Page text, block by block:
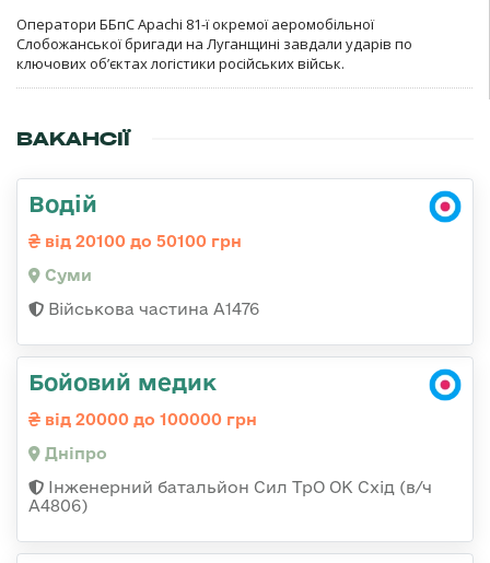
Оператори ББпС Apachi 81-ї окремої аеромобільної
Слобожанської бригади на Луганщині завдали ударів по
ключових об’єктах логістики російських військ.
ВАКАНСІЇ
Водій
від 20100 до 50100 грн
Суми
Військова частина А1476
Бойовий медик
від 20000 до 100000 грн
Дніпро
Інженерний батальйон Сил ТрО ОК Схід (в/ч
А4806)